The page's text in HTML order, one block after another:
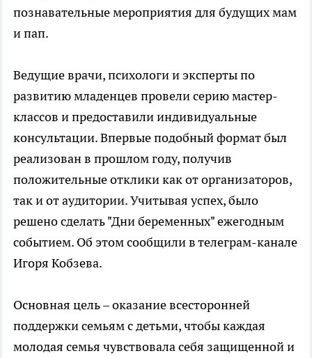
познавательные мероприятия для будущих мам
и пап.
Ведущие врачи, психологи и эксперты по
развитию младенцев провели серию мастер-
классов и предоставили индивидуальные
консультации. Впервые подобный формат был
реализован в прошлом году, получив
положительные отклики как от организаторов,
так и от аудитории. Учитывая успех, было
решено сделать "Дни беременных" ежегодным
событием. Об этом сообщили в телеграм-канале
Игоря Кобзева.
Основная цель – оказание всесторонней
поддержки семьям с детьми, чтобы каждая
молодая семья чувствовала себя защищенной и